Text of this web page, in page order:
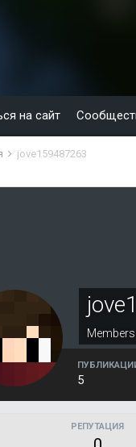
на сайт
jove159487263
Members
5
РЕПУТАЦИЯ